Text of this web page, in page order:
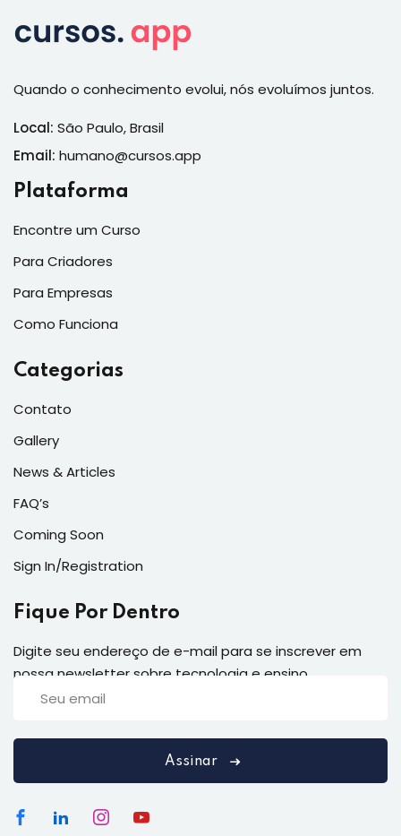
Quando o conhecimento evolui, nós evoluímos juntos.
Local: São Paulo, Brasil
Email: humano@cursos.app
Plataforma
Encontre um Curso
Para Criadores
Para Empresas
Como Funciona
Categorias
Contato
Gallery
News & Articles
FAQ’s
Coming Soon
Sign In/Registration
Fique Por Dentro
Digite seu endereço de e-mail para se inscrever em
nossa newsletter sobre tecnologia e ensino
Assinar